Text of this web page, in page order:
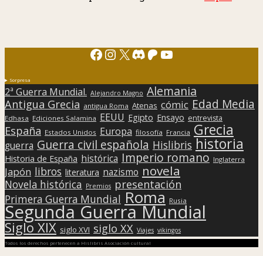
Facebook
Instagram
X Discord
Patreon
YouTube
Sorpresa
2ª Guerra Mundial. Alejandro Magno Alemania
Antigua Grecia antigua Roma Atenas cómic Edad Media
Edhasa Ediciones Salamina EEUU Egipto Ensayo entrevista
España Estados Unidos Europa filosofía Francia Grecia
guerra Guerra civil española Hislibris historia
Historia de España histórica Imperio romano Inglaterra
Japón libros literatura nazismo novela
Novela histórica Premios presentación
Primera Guerra Mundial Roma Rusia
Segunda Guerra Mundial
Siglo XIX siglo XVI siglo XX Viajes vikingos
Todos los derechos pertenecen a Hislibris Asociación cultural